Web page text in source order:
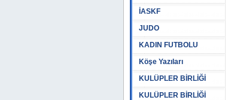
İASKF
JUDO
KADIN FUTBOLU
Köşe Yazıları
KULÜPLER BİRLİĞİ
KULÜPLER BİRLİĞİ